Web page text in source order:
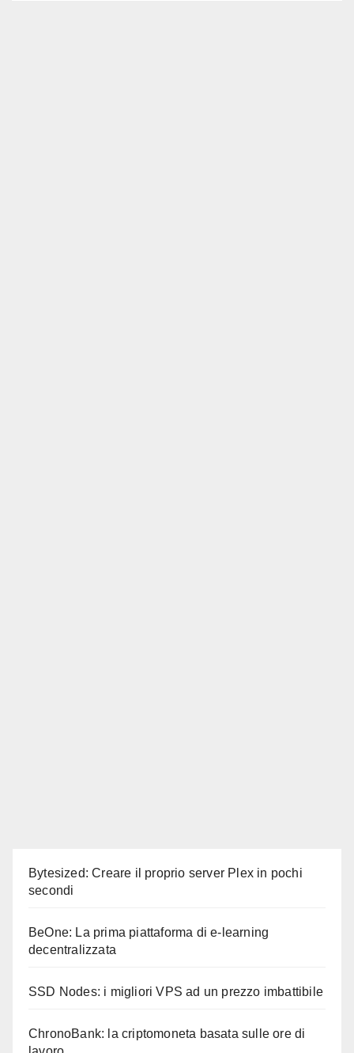
Bytesized: Creare il proprio server Plex in pochi
secondi
BeOne: La prima piattaforma di e-learning
decentralizzata
SSD Nodes: i migliori VPS ad un prezzo imbattibile
ChronoBank: la criptomoneta basata sulle ore di